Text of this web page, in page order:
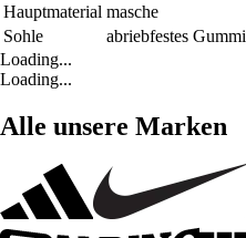
Hauptmaterial masche
Sohle
abriebfestes Gummi
Loading...
Loading...
Alle unsere Marken